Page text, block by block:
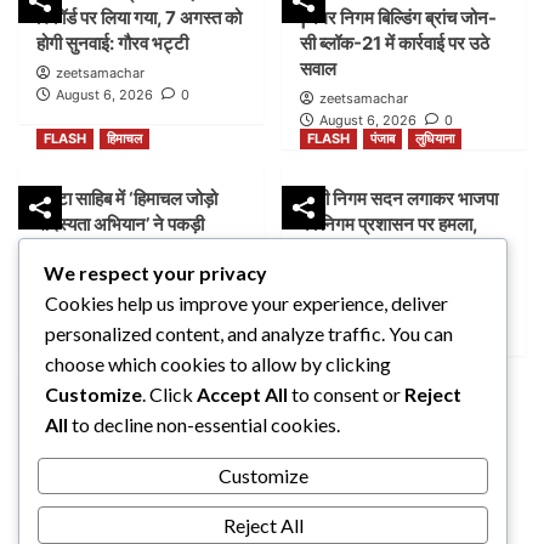
रिकॉर्ड पर लिया गया, 7 अगस्त को
होगी सुनवाई: गौरव भट्टी
zeetsamachar
August 6, 2026
0
|नगर निगम बिल्डिंग ब्रांच जोन-
सी ब्लॉक-21 में कार्रवाई पर उठे
सवाल
zeetsamachar
August 6, 2026
0
FLASH
हिमाचल
पांवटा साहिब में ‘हिमाचल जोड़ो
सदस्यता अभियान’ ने पकड़ी
की अपील
zeetsamachar1
August 5, 2026
0
FLASH पंजाब लुधियाना
डम्मी निगम सदन लगाकर भाजपा
का निगम प्रशासन पर हमला,
zeetsamachar
August 4, 2026
FLASH
पंजाब लुधियाना
नक्शा भी आया सामने” |
ब्लॉक-37 में 2000 गज की
कथित प्लॉटिंग पर गहराए सवाल
August 4, 2026
0
We respect your privacy
Cookies help us improve your experience, deliver
personalized content, and analyze traffic. You can
choose which cookies to allow by clicking
Customize . Click Accept All to consent or Reject
All to decline non-essential cookies.
Customize
Reject All